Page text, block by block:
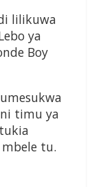
lilikuwa
ya
Boy
timu ya
tu.